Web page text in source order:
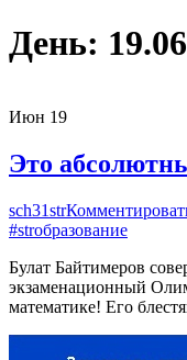
День:
Июн 19
Это
sch31str
#strобразование
Булат Байтимеров
экзаменационный
математике! Его